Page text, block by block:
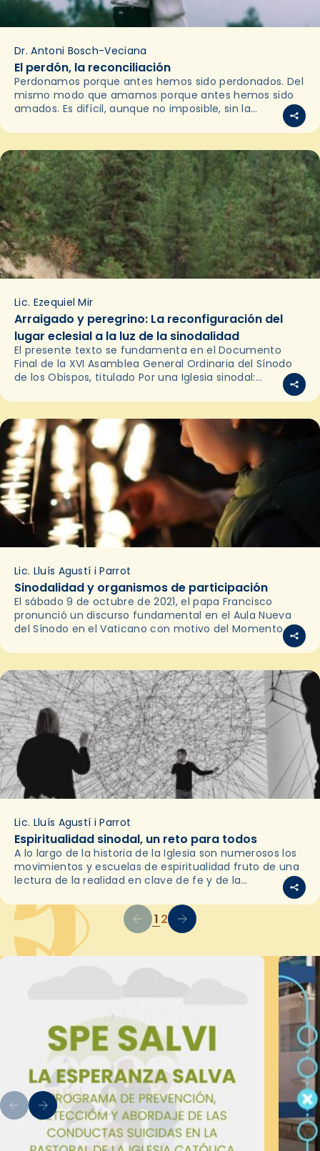
Dr. Antoni Bosch-Veciana
El perdón, la reconciliación
Perdonamos porque antes hemos sido perdonados. Del
mismo modo que amamos porque antes hemos sido
amados. Es difícil, aunque no imposible, sin la
experiencia (interior y exterior) de ser perdonados o
de…
Lic. Ezequiel Mir
Arraigado y peregrino: La reconfiguración del
lugar eclesial a la luz de la sinodalidad
El presente texto se fundamenta en el Documento
Final de la XVI Asamblea General Ordinaria del Sínodo
de los Obispos, titulado Por una Iglesia sinodal:
Lic. Lluís Agustí i Parrot
Sinodalidad y organismos de participación
El sábado 9 de octubre de 2021, el papa Francisco
pronunció un discurso fundamental en el Aula Nueva
del Sínodo en el Vaticano con motivo del Momento de
Lic. Lluís Agustí i Parrot
Espiritualidad sinodal, un reto para todos
A lo largo de la historia de la Iglesia son numerosos los
movimientos y escuelas de espiritualidad fruto de una
lectura de la realidad en clave de fe y de la
1 2